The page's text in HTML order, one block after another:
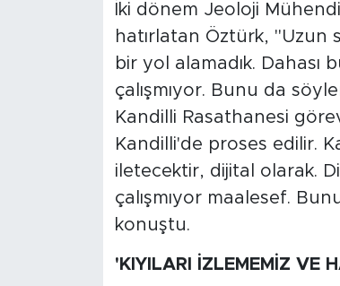
İki dönem Jeoloji
hatırlatan Öztürk, "Uzun
bir yol alamadık. Dahası
çalışmıyor. Bunu da
Kandilli Rasathanesi
Kandilli'de proses edilir.
iletecektir, dijital olarak.
çalışmıyor maalesef.
konuştu.
'KIYILARI İZLEMEMİZ VE